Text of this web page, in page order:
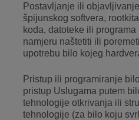
Postavljanje ili
špijunskog softvera,
koda, datoteke ili
namjeru naštetiti ili
upotrebu bilo kojeg
Pristup ili programiranje
pristup Uslugama putem
tehnologije otkrivanja ili
tehnologije (za bilo koju